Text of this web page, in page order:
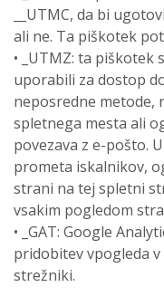
__UTMC, da bi
ali ne. Ta piškotek
• _UTMZ: ta
uporabili za dostop
neposredne metode,
spletnega mesta ali
povezava z e-pošto.
prometa iskalnikov,
strani na tej spletni
vsakim pogledom
• _GAT: Google
pridobitev vpogleda
strežniki.